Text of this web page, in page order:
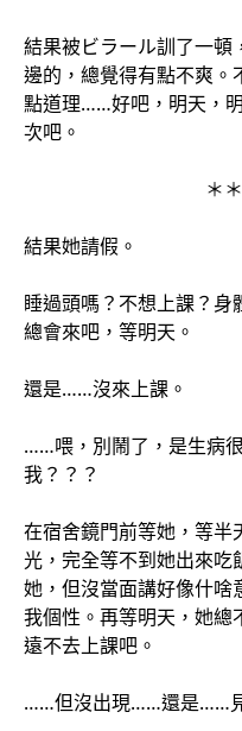
結果被ビラール訓了一頓
邊的，總覺得有點不爽
點道理……好吧，明天，
次吧。
＊
結果她請假。
睡過頭嗎？不想上課？
總會來吧，等明天。
還是……沒來上課。
……喂，別鬧了，是生病
我？？？
在宿舍鏡門前等她，等半
光，完全等不到她出來吃
她，但沒當面講好像什啥
我個性。再等明天，她總
遠不去上課吧。
……但沒出現……還是……